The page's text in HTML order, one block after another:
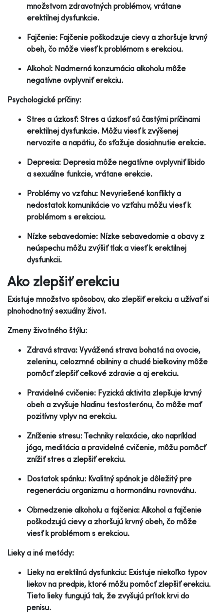
množstvom zdravotných problémov, vrátane
erektilnej dysfunkcie.
Fajčenie: Fajčenie poškodzuje cievy a zhoršuje krvný
obeh, čo môže viesť k problémom s erekciou.
Alkohol: Nadmerná konzumácia alkoholu môže
negatívne ovplyvniť erekciu.
Psychologické príčiny:
Stres a úzkosť: Stres a úzkosť sú častými príčinami
erektilnej dysfunkcie. Môžu viesť k zvýšenej
nervozite a napätiu, čo sťažuje dosiahnutie erekcie.
Depresia: Depresia môže negatívne ovplyvniť libido
a sexuálne funkcie, vrátane erekcie.
Problémy vo vzťahu: Nevyriešené konflikty a
nedostatok komunikácie vo vzťahu môžu viesť k
problémom s erekciou.
Nízke sebavedomie: Nízke sebavedomie a obavy z
neúspechu môžu zvýšiť tlak a viesť k erektilnej
dysfunkcii.
Ako zlepšiť erekciu
Existuje množstvo spôsobov, ako zlepšiť erekciu a užívať si
plnohodnotný sexuálny život.
Zmeny životného štýlu:
Zdravá strava: Vyvážená strava bohatá na ovocie,
zeleninu, celozrnné obilniny a chudé bielkoviny môže
pomôcť zlepšiť celkové zdravie a aj erekciu.
Pravidelné cvičenie: Fyzická aktivita zlepšuje krvný
obeh a zvyšuje hladinu testosterónu, čo môže mať
pozitívny vplyv na erekciu.
Zníženie stresu: Techniky relaxácie, ako napríklad
jóga, meditácia a pravidelné cvičenie, môžu pomôcť
znížiť stres a zlepšiť erekciu.
Dostatok spánku: Kvalitný spánok je dôležitý pre
regeneráciu organizmu a hormonálnu rovnováhu.
Obmedzenie alkoholu a fajčenia: Alkohol a fajčenie
poškodzujú cievy a zhoršujú krvný obeh, čo môže
viesť k problémom s erekciou.
Lieky a iné metódy:
Lieky na erektilnú dysfunkciu: Existuje niekoľko typov
liekov na predpis, ktoré môžu pomôcť zlepšiť erekciu.
Tieto lieky fungujú tak, že zvyšujú prítok krvi do
penisu.